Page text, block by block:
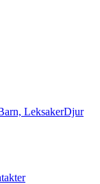
LeksakerDjur